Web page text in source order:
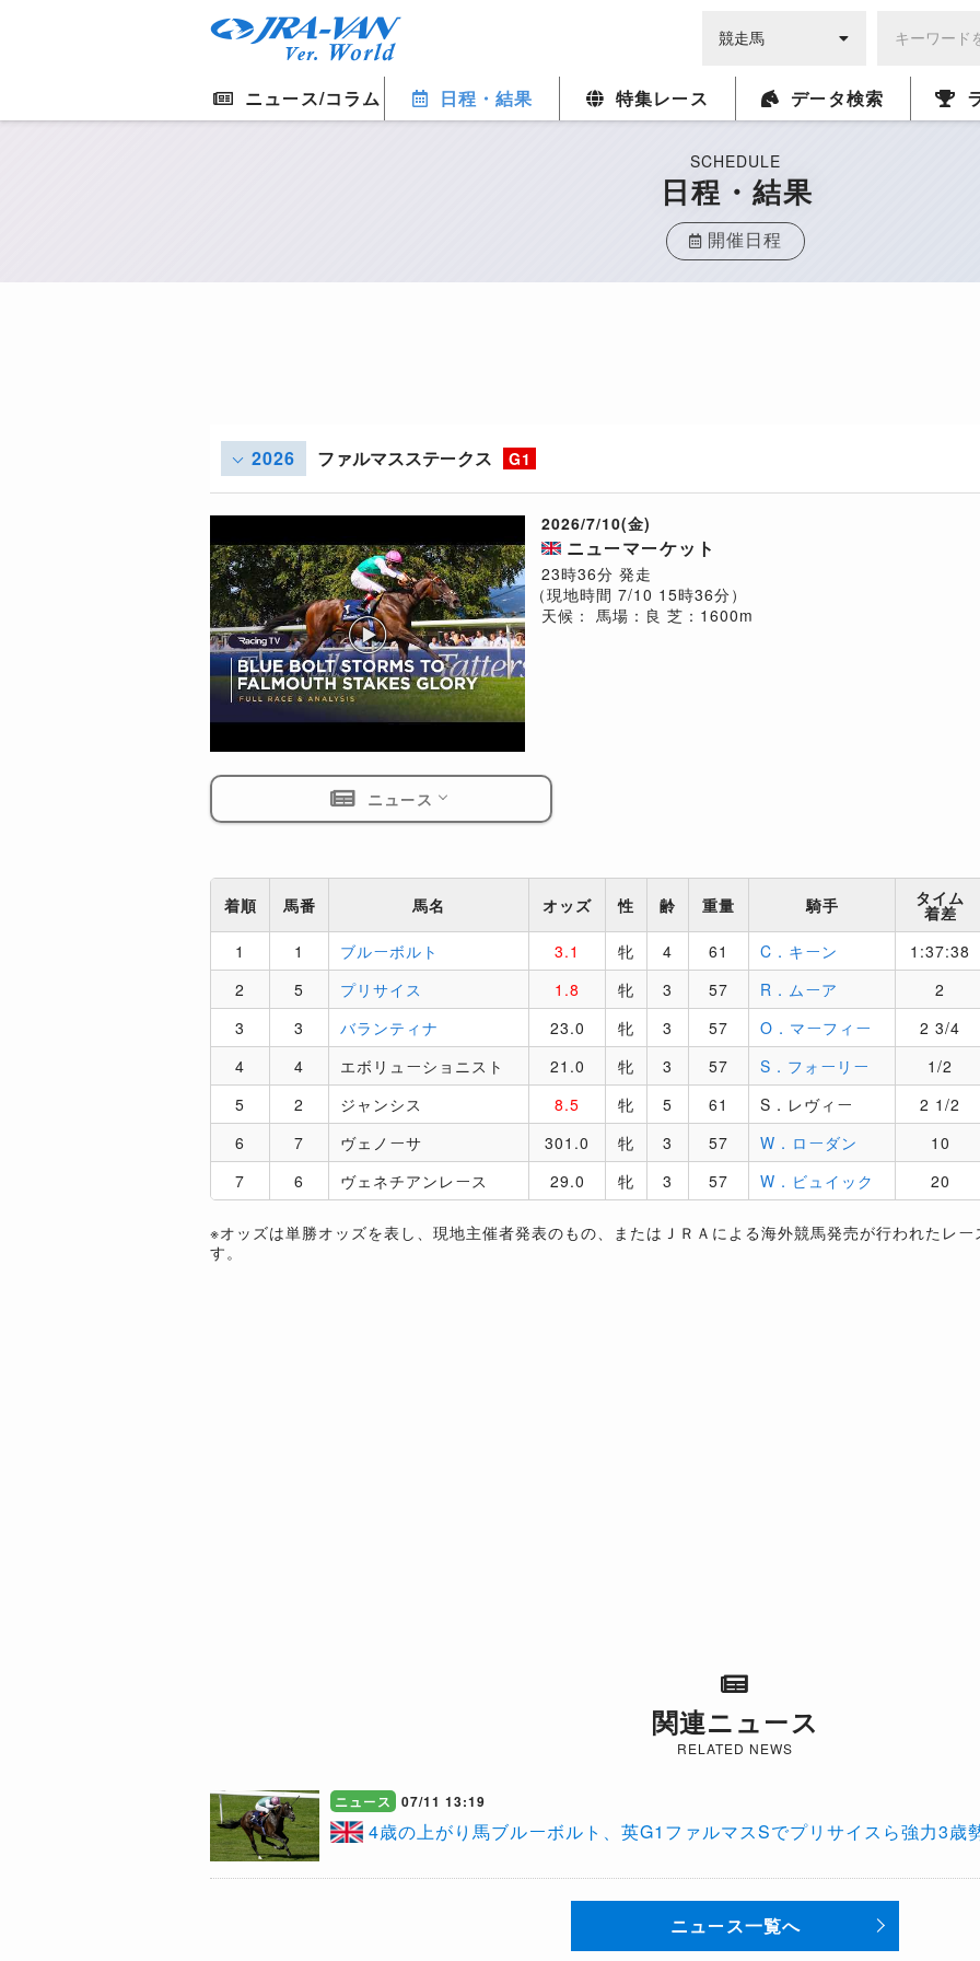
ニュース/コラム 日程・結果 特集レース データ検索
SCHEDULE
日程・結果
開催日程
2026 ファルマスステークス G1
2026/7/10(金)
ニューマーケット
23時36分 発走
（現地時間 7/10 15時36分）
天候： 馬場：良 芝：1600m
ニュース
着順 馬番 馬名 オッズ 性 齢 重量 騎手 タイム
着差
1
1 ブルーボルト 3.1 牝 4 61 C．キーン
1:37:38
2
5 プリサイス 1.8 牝 3 57 R．ムーア
2
3
3 バランティナ 23.0 牝 3 57 O．マーフィー
2 3/4
4
4 エボリューショニスト 21.0 牝 3 57 S．フォーリー
1/2
5
2 ジャンシス 8.5 牝 5 61 S．レヴィー
2 1/2
6
7 ヴェノーサ 301.0 牝 3 57 W．ローダン
10
7
6 ヴェネチアンレース 29.0 牝 3 57 W．ビュイック 20
※オッズは単勝オッズを表し、現地主催者発表のもの、またはＪＲＡによる海外競馬発売が行われたレ
す。
関連ニュース
RELATED NEWS
ニュース 07/11 13:19
4歳の上がり馬ブルーボルト、英G1ファルマスSでプリサイスら強力3歳
ニュース一覧へ